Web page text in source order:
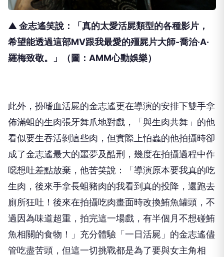
▲ 金志遙笑說：「真的太愛活屍類型的各種影片，
希望能透過這部MV跟我最愛的殭屍片大師-喬治·A·
羅梅致敬。」
（圖：AMM心動娛樂）
此外，扮嗜血活屍的金志遙更在導演的安排下雙手拿
佈滿蛆的生肉張牙舞爪地對戲，「與生肉共舞」的他
看似要生吞活剝這些肉，但實際上怕蟲的他拍攝時卻
成了金志遙最大的噩夢及酷刑，幾度在拍攝過程中作
噁想吐差點放棄，他苦笑說：「導演原本要我真的吃
生肉，後來手拿長蛆豬肉的我看到真的投降，還跑去
廁所狂吐！後來在拍攝吃肉畫面時改換鮪魚罐頭，不
過因為味道超重，拍完這一場戲，有半個月不想碰鮪
魚相關的食物！」充分體驗「一日活屍」的金志遙儘
管吃盡苦頭，但這一切挑戰都是為了要與女主角相